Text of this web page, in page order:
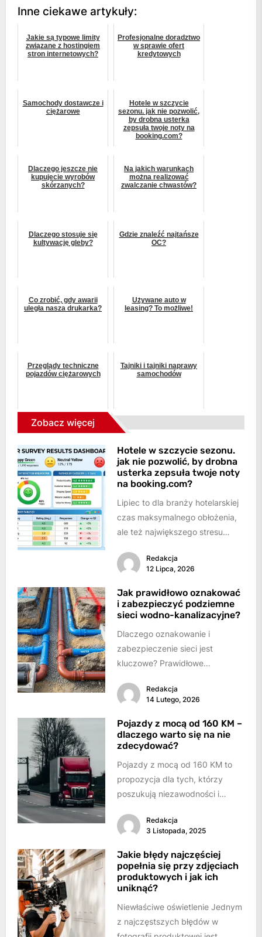
Inne ciekawe artykuły:
Jakie są typowe limity
związane z hostingiem
stron internetowych?
Profesjonalne doradztwo
w sprawie ofert
kredytowych
Samochody dostawcze i
ciężarowe
Hotele w szczycie
sezonu. jak nie pozwolić,
by drobna usterka
zepsuła twoje noty na
booking.com?
Dlaczego jeszcze nie
kupujecie wyrobów
skórzanych?
Na jakich warunkach
można realizować
zwalczanie chwastów?
Dlaczego stosuje się
kultywację gleby?
Gdzie znaleźć najtańsze
OC?
Co zrobić, gdy awarii
uległa nasza drukarka?
Używane auto w
leasing? To możliwe!
Przeglądy techniczne
pojazdów ciężarowych
Tajniki i tajniki naprawy
samochodów
Zobacz więcej
Hotele w szczycie sezonu.
jak nie pozwolić, by drobna
usterka zepsuła twoje noty
na booking.com?
Lipiec to dla branży hotelarskiej
czas maksymalnego obłożenia,
ale też największego stresu
w szwach, a personel dwoi...
Redakcja
12 Lipca, 2026
Jak prawidłowo oznakować
i zabezpieczyć podziemne
sieci wodno-kanalizacyjne?
Dlaczego oznakowanie i
zabezpieczenie sieci jest
kluczowe? Prawidłowe
podziemnych sieci wodno-
kanalizacyjnych polega na
zastosowaniu trwałych
systemów identyfikacji...
Redakcja
14 Lutego, 2026
Pojazdy z mocą od 160 KM –
dlaczego warto się na nie
zdecydować?
Pojazdy z mocą od 160 KM to
propozycja dla tych, którzy
poszukują niezawodności i
przede wszystkim wydajności...
Redakcja
3 Listopada, 2025
Jakie błędy najczęściej
popełnia się przy zdjęciach
produktowych i jak ich
uniknąć?
Niewłaściwe oświetlenie Jednym
z najczęstszych błędów w